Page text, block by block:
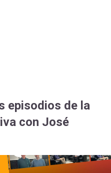
episodios de la
con José